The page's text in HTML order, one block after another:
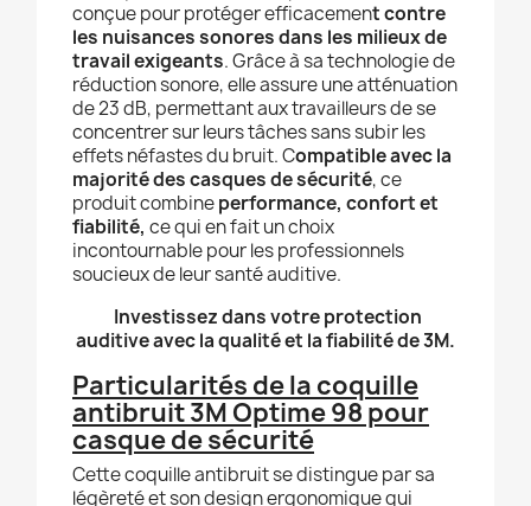
conçue pour protéger efficacement contre
les nuisances sonores dans les milieux de
travail exigeants. Grâce à sa technologie de
réduction sonore, elle assure une atténuation
de 23 dB, permettant aux travailleurs de se
concentrer sur leurs tâches sans subir les
effets néfastes du bruit. Compatible avec la
majorité des casques de sécurité, ce
produit combineperformance, confort et
fiabilité, ce qui en fait un choix
incontournable pour les professionnels
soucieux de leur santé auditive.
Investissez dans votre protection
auditive avec la qualité et la fiabilité de 3M.
Particularités de la coquille
antibruit 3M Optime 98 pour
casque de sécurité
Cette coquille antibruit se distingue par sa
légèreté et son design ergonomique qui